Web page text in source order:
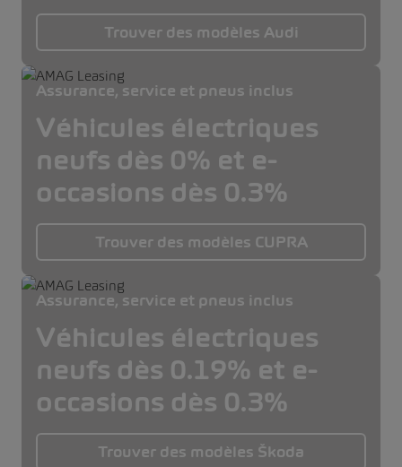
Trouver des modèles Audi
Assurance, service et pneus inclus
Véhicules électriques
neufs dès 0% et e-
occasions dès 0.3%
Trouver des modèles CUPRA
Assurance, service et pneus inclus
Véhicules électriques
neufs dès 0.19% et e-
occasions dès 0.3%
Trouver des modèles Škoda